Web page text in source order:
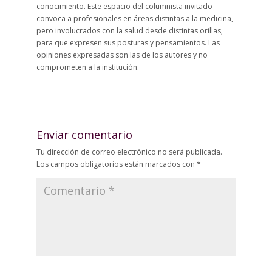
conocimiento. Este espacio del columnista invitado
convoca a profesionales en áreas distintas a la medicina,
pero involucrados con la salud desde distintas orillas,
para que expresen sus posturas y pensamientos. Las
opiniones expresadas son las de los autores y no
comprometen a la institución.
Enviar comentario
Tu dirección de correo electrónico no será publicada.
Los campos obligatorios están marcados con *